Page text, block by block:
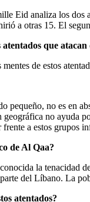
Eid analiza los dos
a otras 15. El
atentados que
de estos
pequeño, no es en
no ayuda
a estos grupos
de Al Qaa?
la tenacidad
del Líbano. La
atentados?